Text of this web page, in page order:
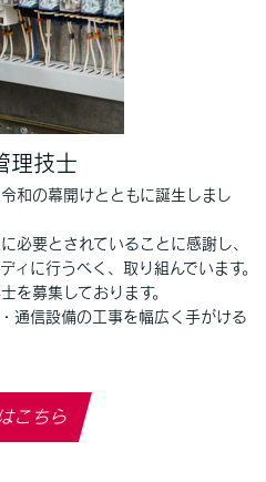
理技士
和の幕開けとともに誕生しまし
必要とされていることに感謝し、
ィに行うべく、取り組んでいます。
を募集しております。
通信設備の工事を幅広く手がける
こちら